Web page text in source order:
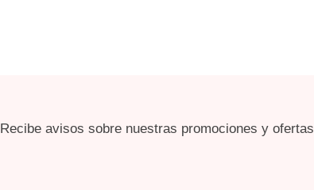
Recibe avisos sobre nuestras promociones y ofertas